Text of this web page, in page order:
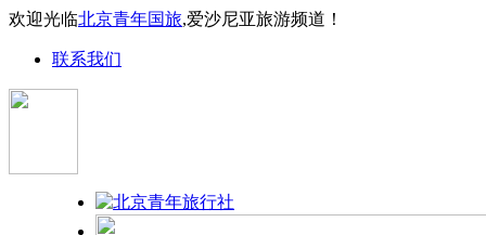
欢迎光临北京青年国旅,爱沙尼亚旅游频道！
联系我们